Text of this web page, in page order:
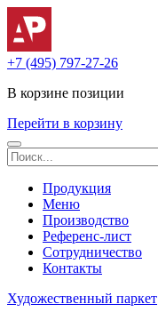
+7 (495) 797-27-26
В корзине позиции
Перейти в корзину
Продукция
Меню
Производство
Референс-лист
Сотрудничество
Контакты
Художественный паркет